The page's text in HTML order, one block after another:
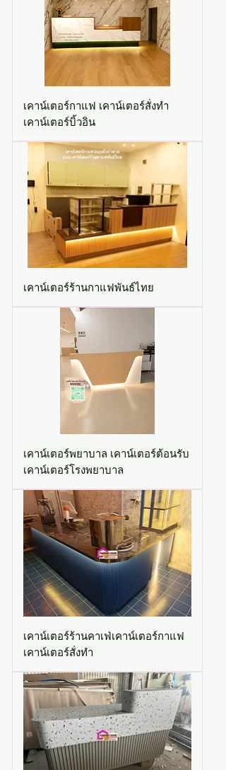
เคาน์เตอร์กาแฟ เคาน์เตอร์สั่งทำ
เคาน์เตอร์บิ้วอิน
เคาน์เตอร์ร้านกาแฟพันธ์ไทย
เคาน์เตอร์พยาบาล เคาน์เตอร์ต้อนรับ
เคาน์เตอร์โรงพยาบาล
เคาน์เตอร์ร้านคาเฟ่เคาน์เตอร์กาแฟ
เคาน์เตอร์สั่งทำ